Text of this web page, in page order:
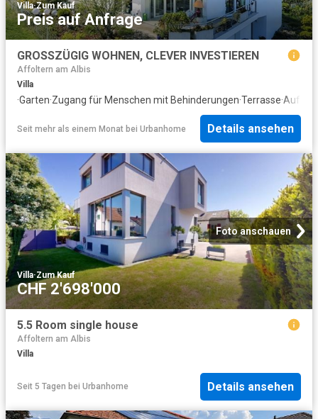
Villa·Zum Kauf
Preis auf Anfrage
GROSSZÜGIG WOHNEN, CLEVER INVESTIEREN
Affoltern am Albis
Villa
·Garten·Zugang für Menschen mit Behinderungen·Terrasse·Aufzug
Seit mehr als einem Monat bei Urbanhome Details ansehen
Foto anschauen
Villa·Zum Kauf
CHF 2'698'000
5.5 Room single house
Affoltern am Albis
Villa
Seit 5 Tagen bei Urbanhome Details ansehen